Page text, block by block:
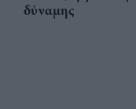
δύναμης